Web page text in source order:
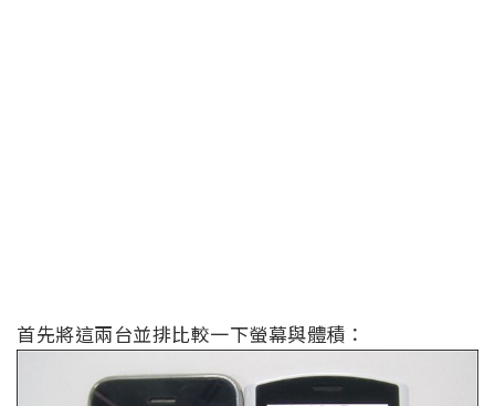
首先將這兩台並排比較一下螢幕與體積：